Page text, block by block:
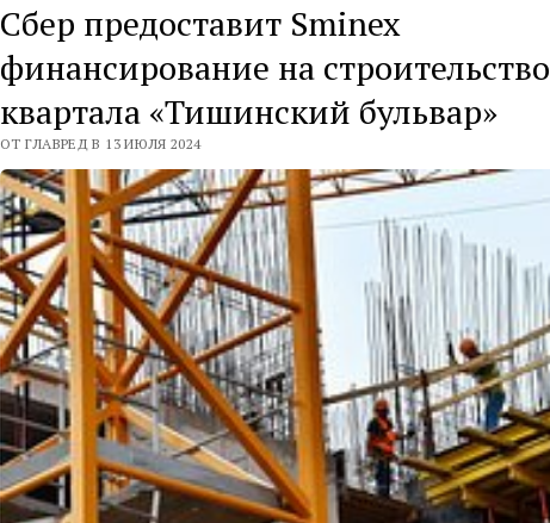
Сбер предоставит Sminex
финансирование на строительство
квартала «Тишинский бульвар»
ОТ ГЛАВРЕД В 13 ИЮЛЯ 2024